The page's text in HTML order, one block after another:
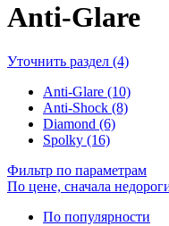
Anti-Glare
Уточнить раздел (4)
Anti-Glare (10)
Anti-Shock (8)
Diamond (6)
Spolky (16)
Фильтр по параметрам
По цене, сначала
По популярности